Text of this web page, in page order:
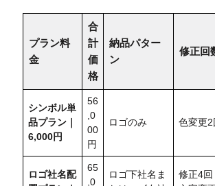
プラン料
金
合
計
価
格
納品パター
ン
修正回
シンボル単
品プラン｜
6,000円
56
,0
00
円
ロゴのみ 色変更2
ロゴ社名配
65
,0
ロゴ下社名ま
修正4回